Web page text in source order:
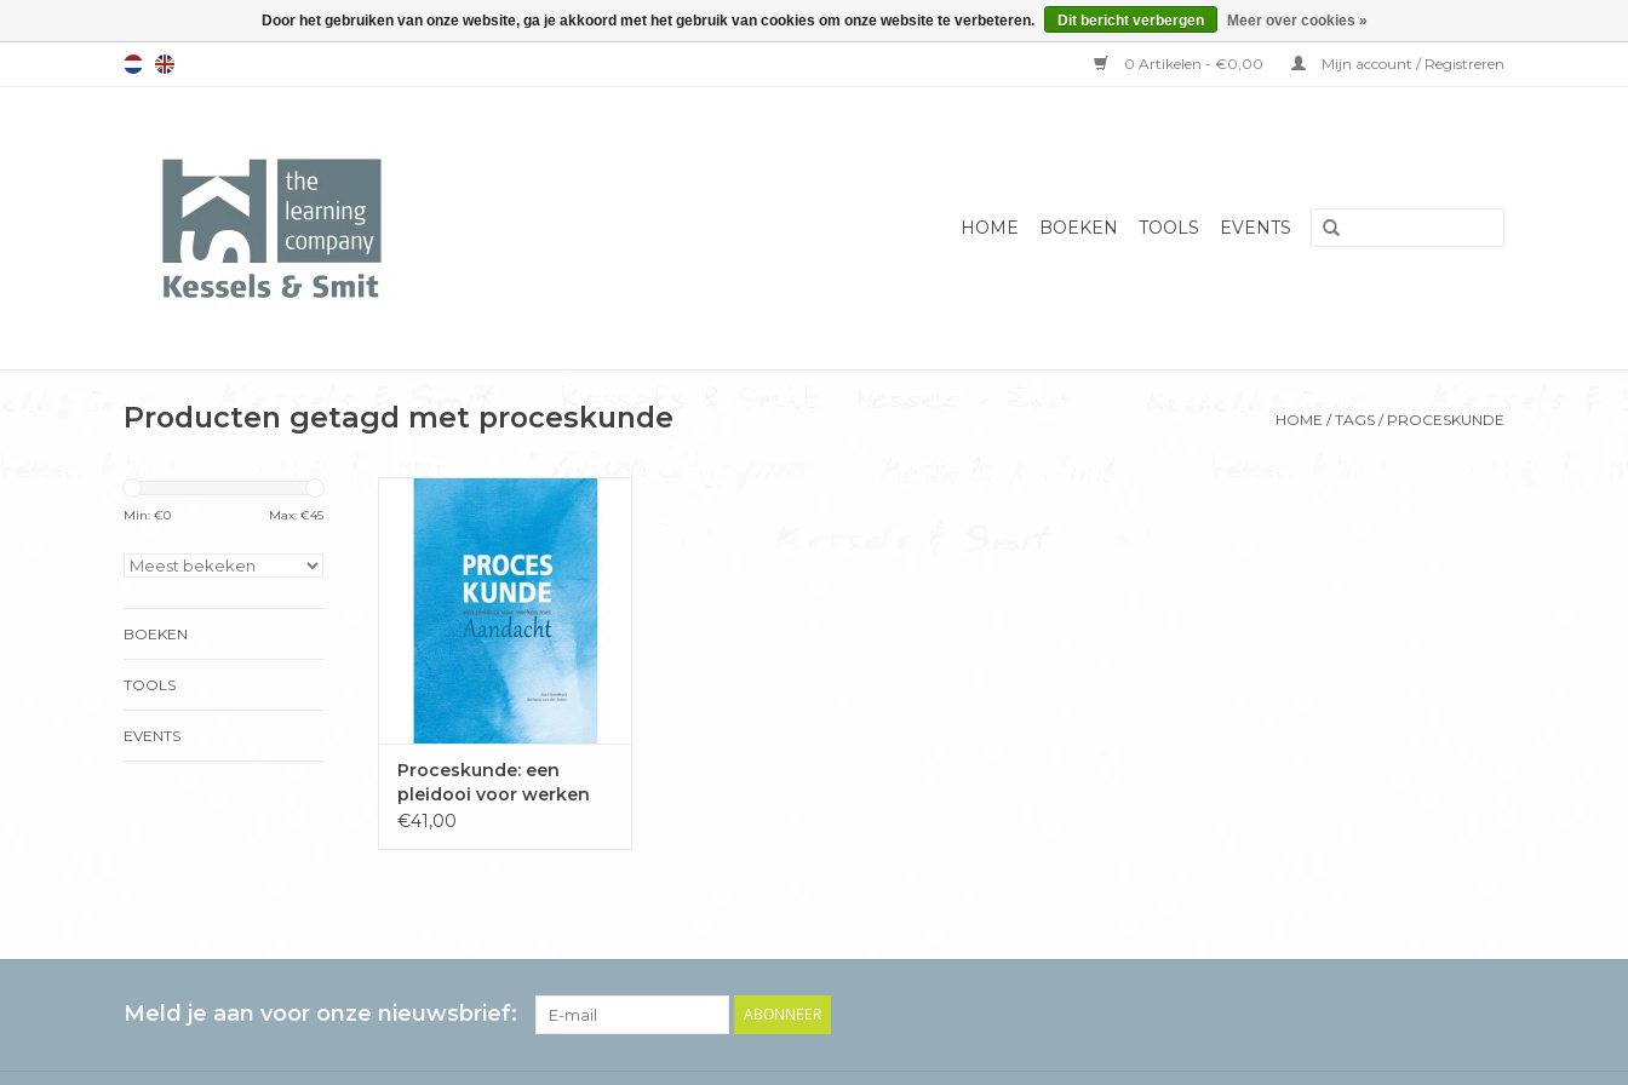
0 Artikelen - €0,00 Mijn account / Registreren
HOME BOEKEN TOOLS EVENTS
Producten getagd met proceskunde HOME /TAGS / PROCESKUNDE
Min: €0 Max: €45
BOEKEN
TOOLS
EVENTS
Wie kent het niet? De plannen
staan op papier, de mijlpalen zijn
benoemd en de afspraken
gemaakt. En toch vlot het
proces niet. Iedereen beweegt
een andere kant op en de
besluitvorming stagneert.
Herkenbaar zijn vast óók de
momenten dat het opeens wé...
TOEVOEGEN AAN
WINKELWAGEN
Proceskunde: een
pleidooi voor werken
met aandacht
€41,00
Meld je aan voor onze nieuwsbrief: ABONNEER
Door het gebruiken van onze website, ga je akkoord met het gebruik van cookies om onze website te verbeteren. Dit bericht verbergen Meer over cookies »